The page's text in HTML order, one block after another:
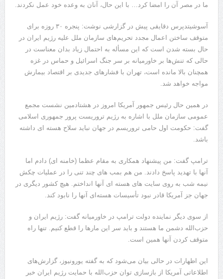
ما در مصر آن را امضا کرد… با این حال، آنان به وعده خود عمل نکردند.
آسوشیتدپرس دقایقی پیش در گزارشی نوشت: پنجره ۳۰ روزه برای
متوقف ساختن اعمال مجدد تحریم‌های سازمان ملل علیه رژیم ایران در
حال بسته شدن است که این مسأله به احتمال زیاد بدان معناست در
حالی که تنش‌ها بر خاورمیانه بر سر جنگ اسرائیل و حماس در غزه
همچنان بالا مانده است، تهران با فشارهای جدیدی بر اقتصاد بیمارش
مواجه خواهد شد.
در همین حال رئیس جمهور آمریکا امروز در هشتادمین نشست مجمع
عمومی سازمان ملل با اشاره به رژیم تروریست پرور جمهوری اسلامی
گفت: حکومت اول حامی تروریسم در جهان نباید سلاح هسته ای داشته
باشد.
ترامپ گفت: من پیشنهاد همکاری به مقام عظما (خامنه ای) دادم اما
آنها با تهدید پاسخ دادند. من هم بمب های چند تنی را در عملیات چکش
نیمه شب به روی سایت های هسته ای آنها انداختم. هیچ کشور دیگری در
جهان جز آمریکا قادر نبود تأسیسات هسته‌ای آنها را نابود کند.
از سوی دیگر نماینده دولت ترامپ در خاورمیانه گفت: رژیم ایران و
حزب‌الله دشمن ما هستند و باید سر این مارها را قطع کنیم. تنها راه
متوقف کردن آنها همین است.
این اظهارات در حالی بیان می‌شود که به گفته یورونیوز، گزارش‌های
اطلاعاتی آمریکا از بازسازی توان حزب‌الله با حمایت رژیم ایران خبر